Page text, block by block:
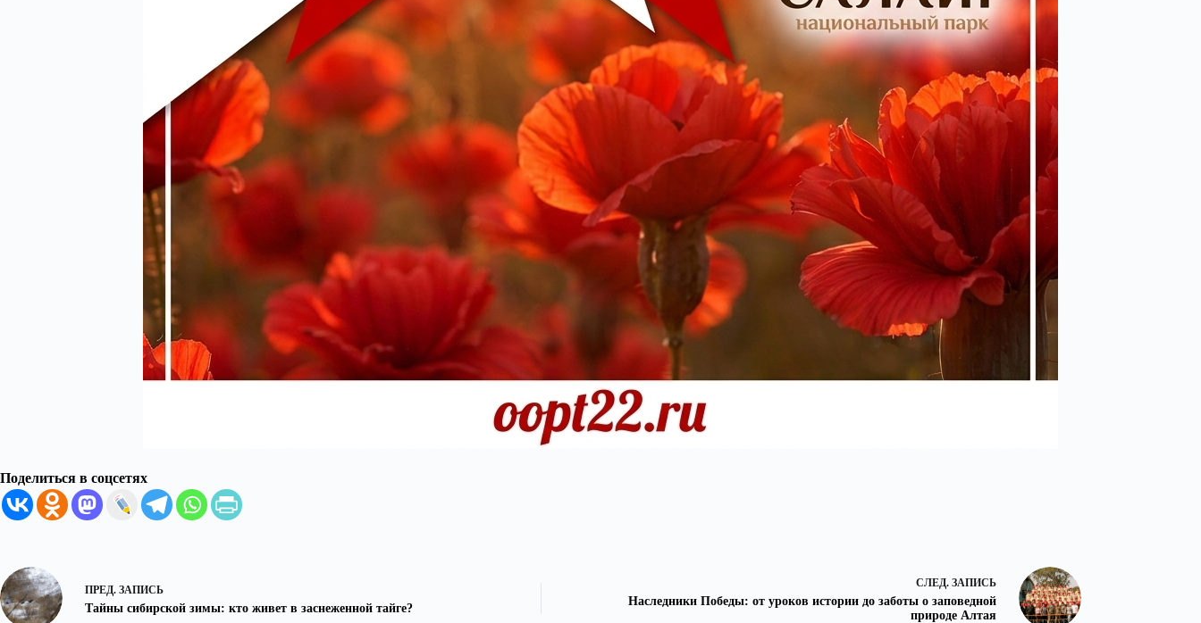
Поделиться в соцсетях
ПРЕД. ЗАПИСЬ
Тайны сибирской зимы: кто живет в заснеженной тайге?
СЛЕД. ЗАПИСЬ
Наследники Победы: от уроков истории до заботы о заповедной
природе Алтая